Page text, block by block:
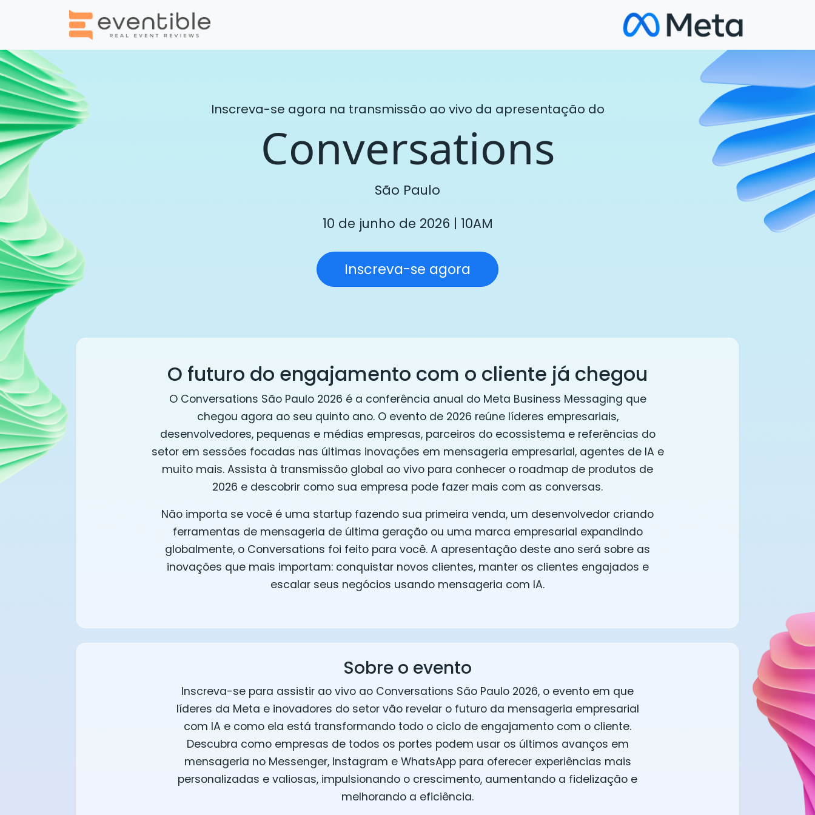
Inscreva-se agora na transmissão ao vivo da apresentação do
Conversations
São Paulo
10 de junho de 2026 | 10AM
Inscreva-se agora
O futuro do engajamento com o cliente já chegou
O Conversations São Paulo 2026 é a conferência anual do Meta Business Messaging que
chegou agora ao seu quinto ano. O evento de 2026 reúne líderes empresariais,
desenvolvedores, pequenas e médias empresas, parceiros do ecossistema e referências do
setor em sessões focadas nas últimas inovações em mensageria empresarial, agentes de IA e
muito mais. Assista à transmissão global ao vivo para conhecer o roadmap de produtos de
2026 e descobrir como sua empresa pode fazer mais com as conversas.
Não importa se você é uma startup fazendo sua primeira venda, um desenvolvedor criando
ferramentas de mensageria de última geração ou uma marca empresarial expandindo
globalmente, o Conversations foi feito para você. A apresentação deste ano será sobre as
inovações que mais importam: conquistar novos clientes, manter os clientes engajados e
escalar seus negócios usando mensageria com IA.
Sobre o evento
Inscreva-se para assistir ao vivo ao Conversations São Paulo 2026, o evento em que
líderes da Meta e inovadores do setor vão revelar o futuro da mensageria empresarial
com IA e como ela está transformando todo o ciclo de engajamento com o cliente.
Descubra como empresas de todos os portes podem usar os últimos avanços em
mensageria no Messenger, Instagram e WhatsApp para oferecer experiências mais
personalizadas e valiosas, impulsionando o crescimento, aumentando a fidelização e
melhorando a eficiência.